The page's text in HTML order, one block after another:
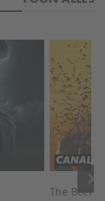
keyboard_arrow_right
The